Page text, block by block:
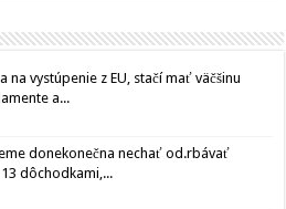
na vystúpenie z EU, stačí mať väčšinu
a...
donekonečna nechať od.rbávať
dôchodkami,...